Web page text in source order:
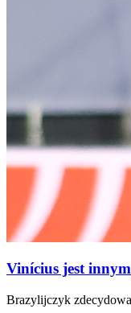
Vinícius jest
Brazylijczyk